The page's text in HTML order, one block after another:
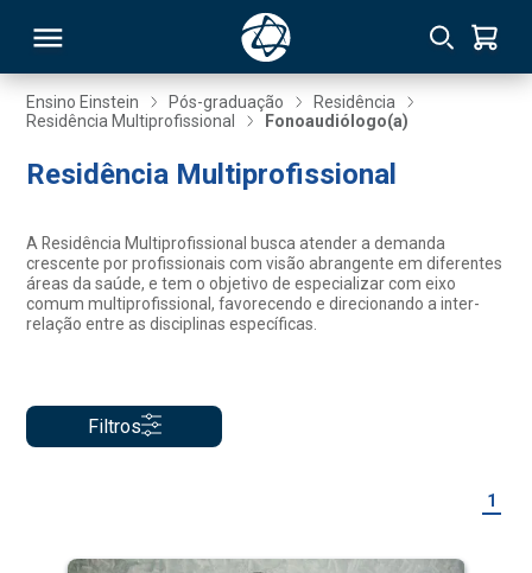
Ensino Einstein Pós-graduação
Residência
Residência Multiprofissional
Fonoaudiólogo(a)
Residência Multiprofissional
A Residência Multiprofissional busca atender a demanda
crescente por profissionais com visão abrangente em diferentes
áreas da saúde, e tem o objetivo de especializar com eixo
comum multiprofissional, favorecendo e direcionando a inter-
relação entre as disciplinas específicas.
Filtros
1